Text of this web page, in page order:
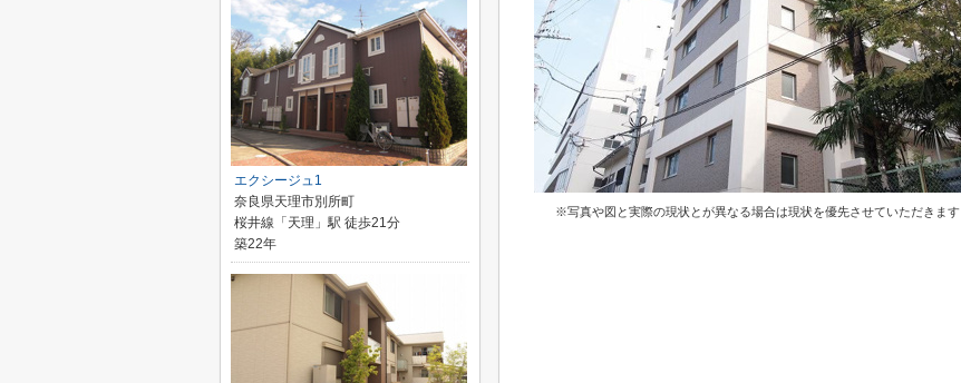
※写真や図と実際の現状とが異なる場合は現状を優先させていただきます
エクシージュ1
奈良県天理市別所町
桜井線「天理」駅 徒歩21分
築22年